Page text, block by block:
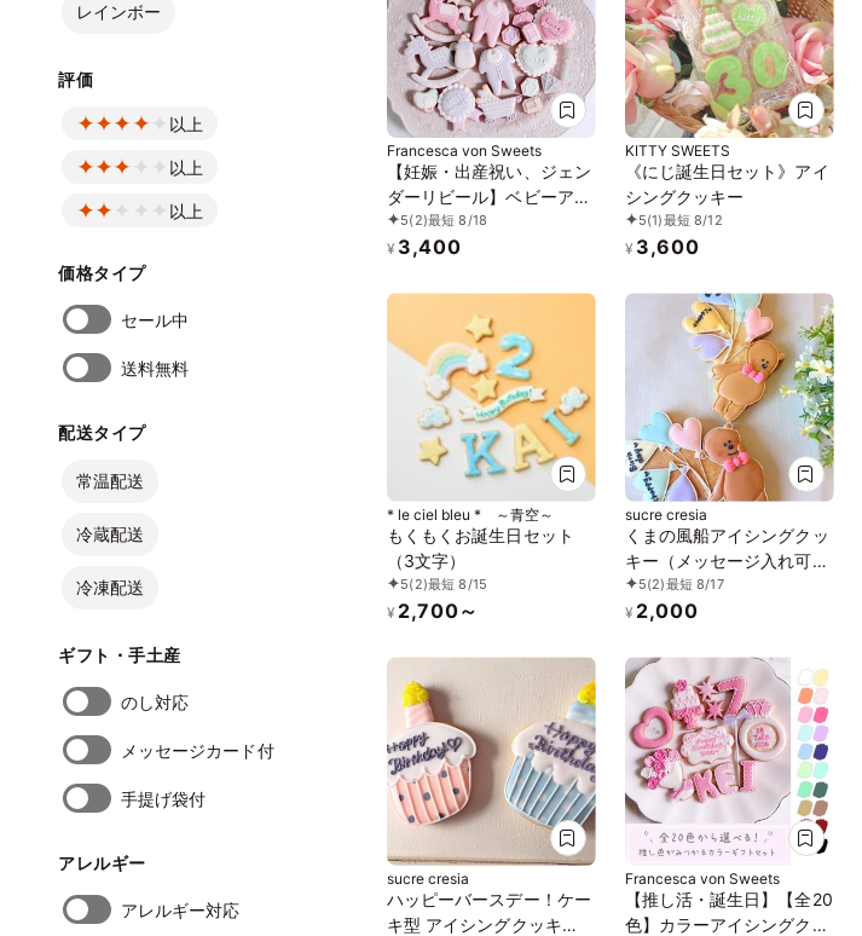
レインボー
評価
以上
以上
以上
価格タイプ
セール中
送料無料
配送タイプ
常温配送
冷蔵配送
冷凍配送
ギフト・手土産
のし対応
メッセージカード付
手提げ袋付
アレルギー
アレルギー対応
Francesca von Sweets
【妊娠・出産祝い、ジェン
ダーリビール】ベビーアイ
シングクッキーセット セ
ミオーダー 5枚入り～
5(2)最短 8/18
¥ 3,400
KITTY SWEETS
《にじ誕生日セット》アイ
シングクッキー
5(1)最短 8/12
¥ 3,600
* le ciel bleu * ～青空～
もくもくお誕生日セット
（3文字）
5(2)最短 8/15
¥ 2,700～
sucre cresia
くまの風船アイシングクッ
キー（メッセージ入れ可
能）
5(2)最短 8/17
¥ 2,000
sucre cresia
ハッピーバースデー！ケー
キ型 アイシングクッキ
Francesca von Sweets
【推し活・誕生日】【全20
色】カラーアイシングクッ